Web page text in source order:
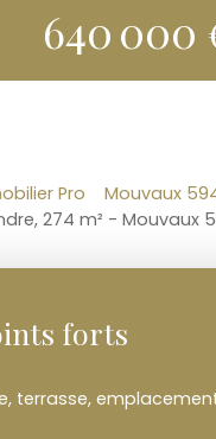
640 000
Pro
Mouvaux
274 m² - Mouvaux
forts
terrasse,